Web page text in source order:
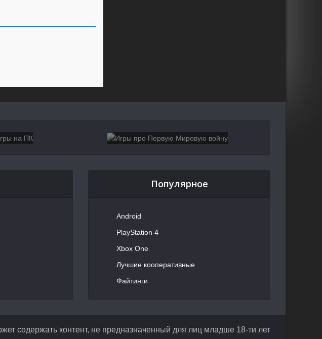
Популярное
Android
PlayStation 4
Xbox One
Лучшие кооперативные
Файтинги